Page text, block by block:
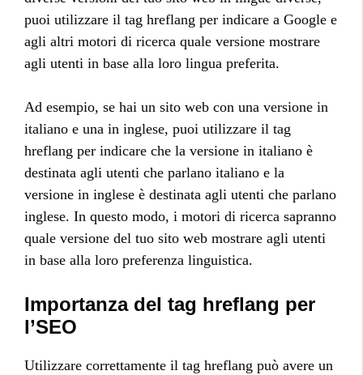
puoi utilizzare il tag hreflang per indicare a Google e
agli altri motori di ricerca quale versione mostrare
agli utenti in base alla loro lingua preferita.
Ad esempio, se hai un sito web con una versione in
italiano e una in inglese, puoi utilizzare il tag
hreflang per indicare che la versione in italiano è
destinata agli utenti che parlano italiano e la
versione in inglese è destinata agli utenti che parlano
inglese. In questo modo, i motori di ricerca sapranno
quale versione del tuo sito web mostrare agli utenti
in base alla loro preferenza linguistica.
Importanza del tag hreflang per
l’SEO
Utilizzare correttamente il tag hreflang può avere un